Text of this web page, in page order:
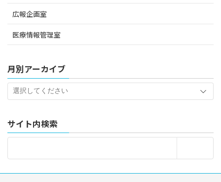
広報企画室
医療情報管理室
月別アーカイブ
サイト内検索